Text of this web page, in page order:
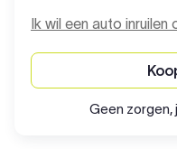
Ik wil een auto
Geen zorgen,